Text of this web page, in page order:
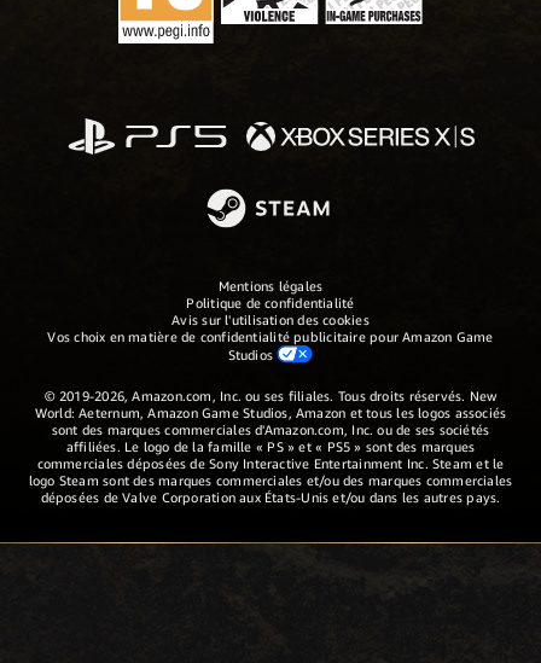
Mentions légales
Politique de confidentialité
Avis sur l'utilisation des cookies
Vos choix en matière de confidentialité publicitaire pour Amazon Game
Studios
© 2019-2026, Amazon.com, Inc. ou ses filiales. Tous droits réservés. New
World: Aeternum, Amazon Game Studios, Amazon et tous les logos associés
sont des marques commerciales d'Amazon.com, Inc. ou de ses sociétés
affiliées. Le logo de la famille « PS » et « PS5 » sont des marques
commerciales déposées de Sony Interactive Entertainment Inc. Steam et le
logo Steam sont des marques commerciales et/ou des marques commerciales
déposées de Valve Corporation aux États-Unis et/ou dans les autres pays.